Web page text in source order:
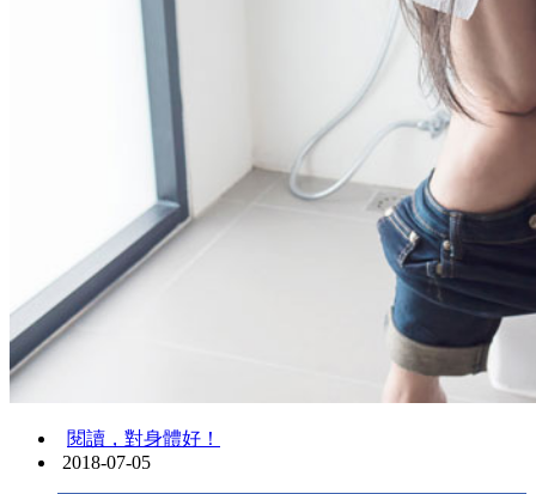
閱讀，對身體好！
2018-07-05